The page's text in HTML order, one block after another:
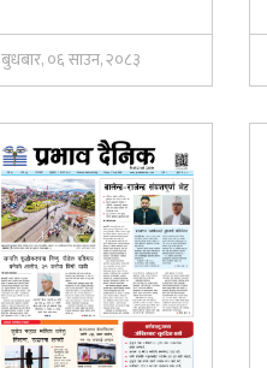
बुधबार, ०६ साउन, २०८३